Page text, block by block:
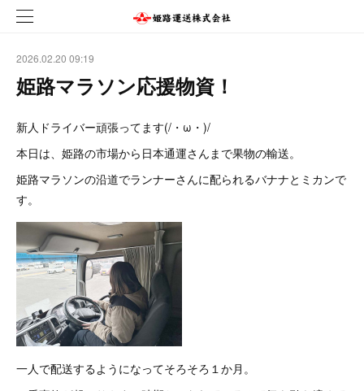
2026.02.20 09:19
姫路マラソン応援物資！
新人ドライバー頑張ってます(/・ω・)/
本日は、姫路の市場から日本通運さんまで果物の輸送。
姫路マラソンの沿道でランナーさんに配られるバナナとミカンで
す。
一人で配送するようになってそろそろ１か月。